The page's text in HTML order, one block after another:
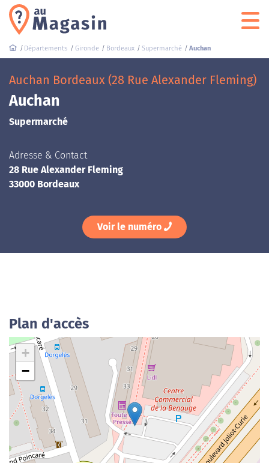
Départements Gironde Bordeaux Supermarché Auchan
Auchan Bordeaux (28 Rue Alexander Fleming)
Auchan
Supermarché
Adresse & Contact
28 Rue Alexander Fleming
33000 Bordeaux
Voir le numéro
Plan d'accès
+
−